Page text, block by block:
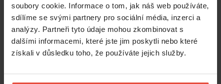
soubory cookie. Informace o tom, jak náš web používáte,
sdílíme se svými partnery pro sociální média, inzerci a
analýzy. Partneři tyto údaje mohou zkombinovat s
dalšími informacemi, které jste jim poskytli nebo které
získali v důsledku toho, že používáte jejich služby.
Přihlaste se k odběru našeho newsletteru akaždý měsíc si